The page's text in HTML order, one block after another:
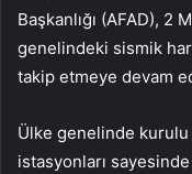
Başkanlığı (AFAD), 2
genelindeki sismik
takip etmeye devam
Ülke genelinde
istasyonları